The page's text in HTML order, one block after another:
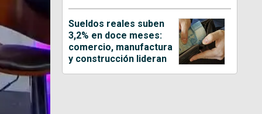
Sueldos reales suben
3,2% en doce meses:
comercio, manufactura
y construcción lideran